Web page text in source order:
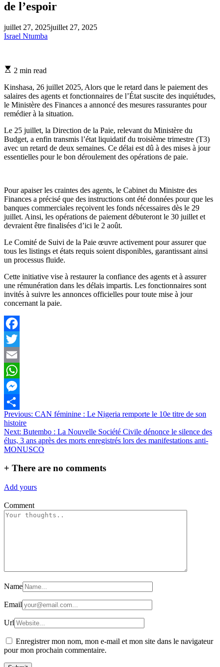
de l’espoir
juillet 27, 2025juillet 27, 2025
Israel Ntumba
Estimated
time
2 min read
Kinshasa, 26 juillet 2025, Alors que le retard dans le paiement des
salaires des agents et fonctionnaires de l’État suscite des inquiétudes,
le Ministère des Finances a annoncé des mesures rassurantes pour
remédier à la situation.
Le 25 juillet, la Direction de la Paie, relevant du Ministère du
Budget, a enfin transmis l’état liquidatif du troisième trimestre (T3)
avec un retard de deux semaines. Ce délai est dû à des mises à jour
essentielles pour le bon déroulement des opérations de paie.
Pour apaiser les craintes des agents, le Cabinet du Ministre des
Finances a précisé que des instructions ont été données pour que les
banques commerciales reçoivent les fonds nécessaires dès le 29
juillet. Ainsi, les opérations de paiement débuteront le 30 juillet et
devraient être finalisées d’ici le 2 août.
Le Comité de Suivi de la Paie œuvre activement pour assurer que
tous les listings et états requis soient disponibles, garantissant ainsi
un processus fluide.
Cette initiative vise à restaurer la confiance des agents et à assurer
une rémunération dans les délais impartis. Les fonctionnaires sont
invités à suivre les annonces officielles pour toute mise à jour
concernant la paie.
Facebook
Twitter
Email
WhatsApp
Messenger
Partager
Navigation
de
l’article
Previous: CAN féminine : Le Nigeria remporte le 10e titre de son
histoire
Next: Butembo : La Nouvelle Société Civile dénonce le silence des
élus, 3 ans après des morts enregistrés lors des manifestations anti-
MONUSCO
+ There are no comments
Add yours
Comment
Name
Email
Url
Enregistrer mon nom, mon e-mail et mon site dans le navigateur
pour mon prochain commentaire.